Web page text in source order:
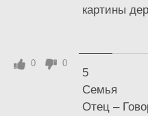
картины
5
Семья
Отец –
0 0